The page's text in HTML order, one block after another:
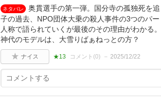
ネタバレ
奥貫選手の第一弾。国分寺の孤独死を
子の過去、NPO団体大乗の殺人事件の3つのパ
人称で語られていくが最後のその理由がわかる
神代のモデルは、大雪りばぁねっとの方？
ナイス ★13 コメント(0) 2025/12/22